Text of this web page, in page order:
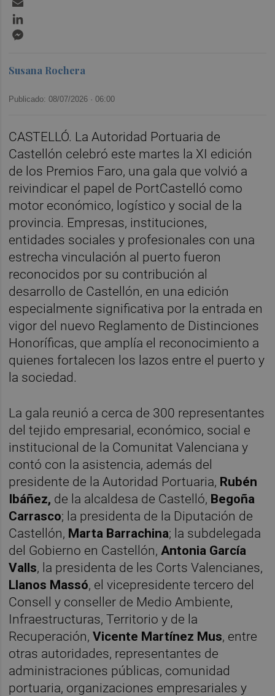
Susana Rochera
Publicado: 08/07/2026 ·06:00
CASTELLÓ. La Autoridad Portuaria de
Castellón celebró este martes la XI edición
de los Premios Faro, una gala que volvió a
reivindicar el papel de PortCastelló como
motor económico, logístico y social de la
provincia. Empresas, instituciones,
entidades sociales y profesionales con una
estrecha vinculación al puerto fueron
reconocidos por su contribución al
desarrollo de Castellón, en una edición
especialmente significativa por la entrada en
vigor del nuevo Reglamento de Distinciones
Honoríficas, que amplía el reconocimiento a
quienes fortalecen los lazos entre el puerto y
la sociedad.
La gala reunió a cerca de 300 representantes
del tejido empresarial, económico, social e
institucional de la Comunitat Valenciana y
contó con la asistencia, además del
presidente de la Autoridad Portuaria, Rubén
Ibáñez, de la alcaldesa de Castelló, Begoña
Carrasco; la presidenta de la Diputación de
Castellón, Marta Barrachina; la subdelegada
del Gobierno en Castellón, Antonia García
Valls, la presidenta de les Corts Valencianes,
Llanos Massó, el vicepresidente tercero del
Consell y conseller de Medio Ambiente,
Infraestructuras, Territorio y de la
Recuperación,Vicente Martínez Mus, entre
otras autoridades, representantes de
administraciones públicas, comunidad
portuaria, organizaciones empresariales y